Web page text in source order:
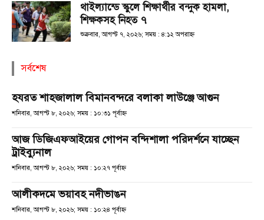
থাইল্যান্ডে স্কুলে শিক্ষার্থীর বন্দুক হামলা,
শিক্ষকসহ নিহত ৭
শুক্রবার, আগস্ট ৭, ২০২৬; সময় : ৪:১২ অপরাহ্ণ
সর্বশেষ
হযরত শাহজালাল বিমানবন্দরে বলাকা লাউঞ্জে আগুন
শনিবার, আগস্ট ৮, ২০২৬; সময় : ১০:৩১ পূর্বাহ্ণ
আজ ডিজিএফআইয়ের গোপন বন্দিশালা পরিদর্শনে যাচ্ছেন
ট্রাইব্যুনাল
শনিবার, আগস্ট ৮, ২০২৬; সময় : ১০:২৭ পূর্বাহ্ণ
আলীকদমে ভয়াবহ নদীভাঙন
শনিবার, আগস্ট ৮, ২০২৬; সময় : ১০:২৪ পূর্বাহ্ণ